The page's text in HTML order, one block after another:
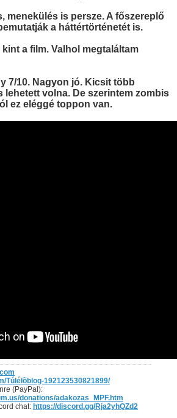
menekülés is persze. A főszereplő
a háttértörténetét is.
a film. Valhol megtaláltam
7/10. Nagyon jó. Kicsit több
lehetett volna. De szerintem zombis
ez eléggé toppon van.
Túlélõblog-192123530821899/
(PayPal):
donations/adakozas_MPF.htm
chat: https://discord.gg/Rja2yhQZd2